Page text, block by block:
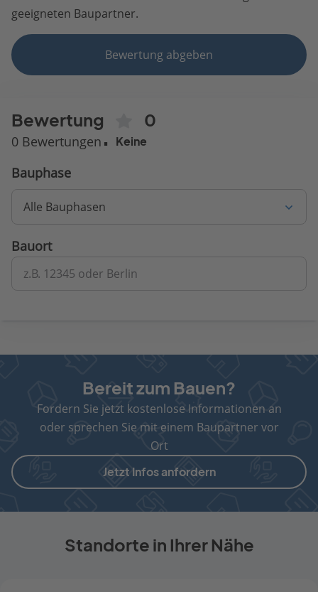
geeigneten Baupartner.
Bewertung abgeben
Bewertung 0
0 Bewertungen Keine
Bauphase
Alle Bauphasen
Bauort
z.B. 12345 oder Berlin
Bereit zum Bauen?
Fordern Sie jetzt kostenlose Informationen an
oder sprechen Sie mit einem Baupartner vor
Ort
Jetzt Infos anfordern
Standorte in Ihrer Nähe